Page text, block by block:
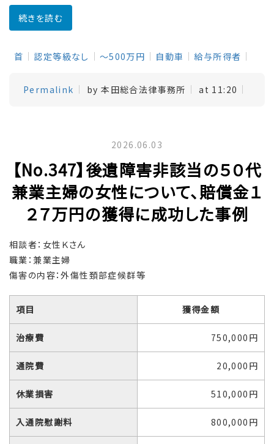
続きを読む
首 認定等級なし ～500万円 自動車 給与所得者
Permalink by 本田総合法律事務所 at 11:20
2026.06.03
【No.347】後遺障害非該当の５０代
兼業主婦の女性について、賠償金１
２７万円の獲得に成功した事例
相談者：女性Ｋさん
職業：兼業主婦
傷害の内容：外傷性頚部症候群等
項目 獲得金額
治療費 750,000円
通院費 20,000円
休業損害 510,000円
入通院慰謝料 800,000円